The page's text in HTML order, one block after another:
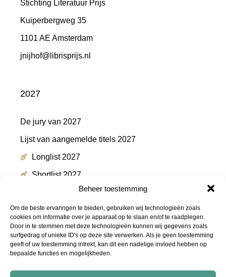
Beheer toestemming
Om de beste ervaringen te bieden, gebruiken wij technologieën zoals
cookies om informatie over je apparaat op te slaan en/of te raadplegen.
Door in te stemmen met deze technologieën kunnen wij gegevens zoals
surfgedrag of unieke ID's op deze site verwerken. Als je geen toestemming
geeft of uw toestemming intrekt, kan dit een nadelige invloed hebben op
bepaalde functies en mogelijkheden.
Stichting Literatuur Prijs
Kuiperbergweg 35
1101 AE Amsterdam
jnijhof@librisprijs.nl
2027
De jury van 2027
Lijst van aangemelde titels 2027
Longlist 2027
Shortlist 2027
Winnaar 2027
Meer informatie
Persmap